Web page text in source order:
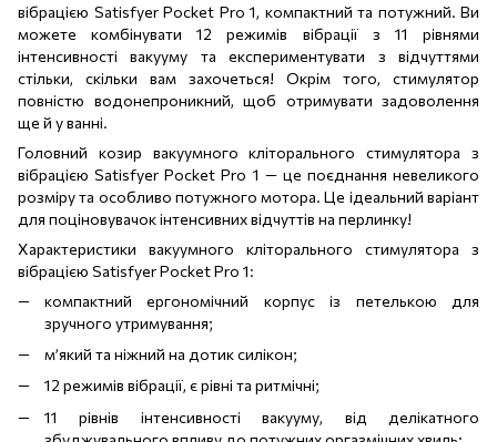
вібрацією Satisfyer Pocket Pro 1, компактний та потужний. Ви
можете комбінувати 12 режимів вібрації з 11 рівнями
інтенсивності вакууму та експериментувати з відчуттями
стільки, скільки вам захочеться! Окрім того, стимулятор
повністю водонепроникний, щоб отримувати задоволення
ще й у ванні.
Головний козир вакуумного кліторального стимулятора з
вібрацією Satisfyer Pocket Pro 1 — це поєднання невеликого
розміру та особливо потужного мотора. Це ідеальний варіант
для поціновувачок інтенсивних відчуттів на перлинку!
Характеристики вакуумного кліторального стимулятора з
вібрацією Satisfyer Pocket Pro 1:
компактний ергономічний корпус із петелькою для
зручного утримування;
м’який та ніжний на дотик силікон;
12 режимів вібрації, є рівні та ритмічні;
11 рівнів інтенсивності вакууму, від делікатного